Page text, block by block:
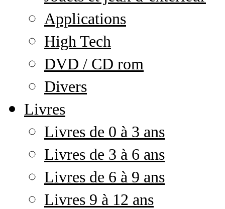
Applications
High Tech
DVD / CD rom
Divers
Livres
Livres de 0 à 3 ans
Livres de 3 à 6 ans
Livres de 6 à 9 ans
Livres 9 à 12 ans